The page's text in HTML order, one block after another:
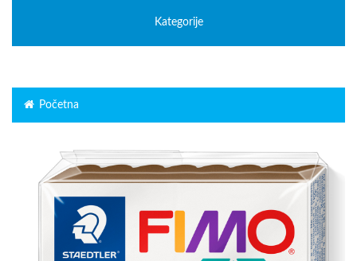
Kategorije
Početna